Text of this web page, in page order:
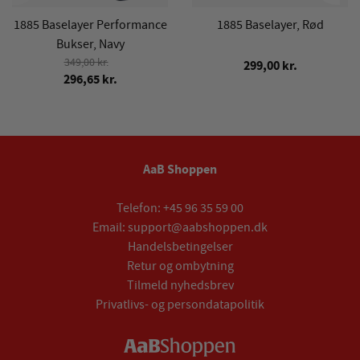
1885 Baselayer Performance
Bukser, Navy
349,00 kr.
296,65 kr.
1885 Baselayer, Rød
299,00 kr.
AaB Shoppen
Telefon: +45 96 35 59 00
Email: support@aabshoppen.dk
Handelsbetingelser
Retur og ombytning
Tilmeld nyhedsbrev
Privatlivs- og persondatapolitik